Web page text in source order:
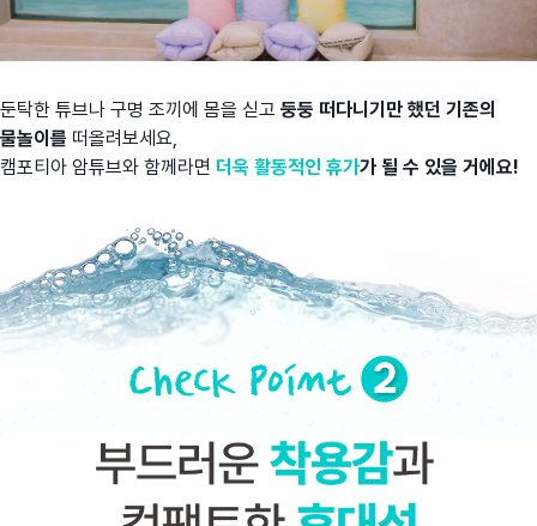
둔탁한 튜브나 구명 조끼에 몸을 싣고 둥둥 떠다니기만 했던 기존의
물놀이를 떠올려보세요,
캠포티아 암튜브와 함께라면 더욱 활동적인 휴가가 될 수 있을 거에요!